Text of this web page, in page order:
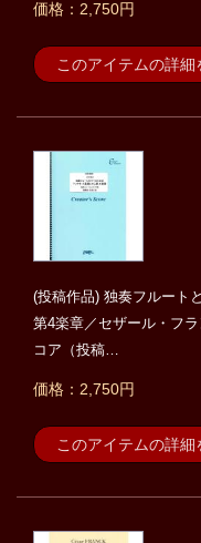
価格：2,750円
このアイテムの詳細
(投稿作品) 独奏フルート
第4楽章／セザール・フ
コア（投稿…
価格：2,750円
このアイテムの詳細